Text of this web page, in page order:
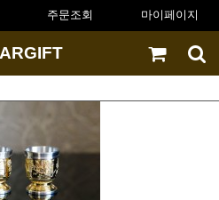
주문조회 마이페이지